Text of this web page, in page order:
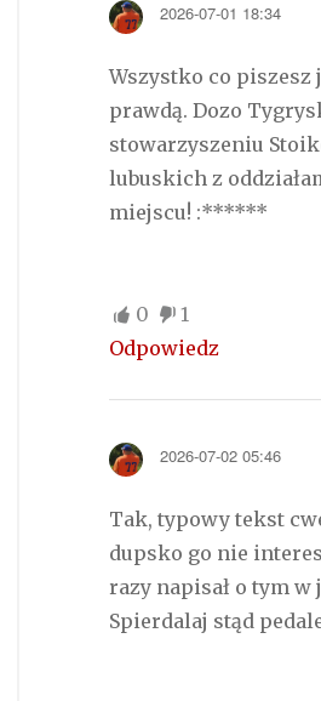
2026-07-01 18:34
Wszystko co piszesz
prawdą. Dozo
stowarzyszeniu
lubuskich z
miejscu! :******
0
1
Odpowiedz
2026-07-02 05:46
Tak, typowy tekst
dupsko go nie
razy napisał o tym w
Spierdalaj stąd